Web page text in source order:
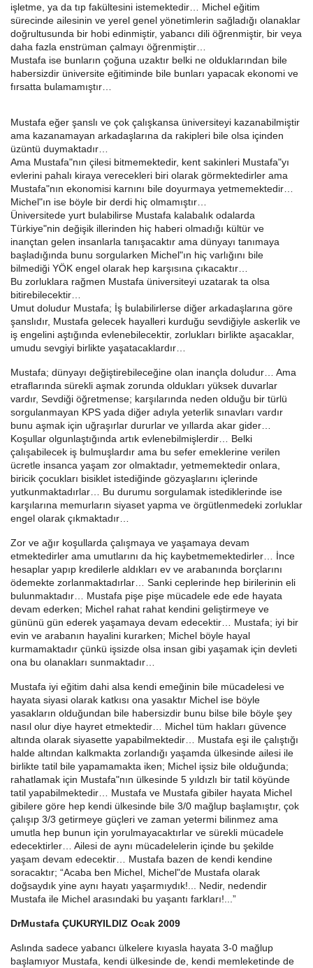
işletme, ya da tıp fakültesini istemektedir… Michel eğitim
sürecinde ailesinin ve yerel genel yönetimlerin sağladığı olanaklar
doğrultusunda bir hobi edinmiştir, yabancı dili öğrenmiştir, bir veya
daha fazla enstrüman çalmayı öğrenmiştir…
Mustafa ise bunların çoğuna uzaktır belki ne olduklarından bile
habersizdir üniversite eğitiminde bile bunları yapacak ekonomi ve
fırsatta bulamamıştır…
Mustafa eğer şanslı ve çok çalışkansa üniversiteyi kazanabilmiştir
ama kazanamayan arkadaşlarına da rakipleri bile olsa içinden
üzüntü duymaktadır…
Ama Mustafa"nın çilesi bitmemektedir, kent sakinleri Mustafa"yı
evlerini pahalı kiraya verecekleri biri olarak görmektedirler ama
Mustafa"nın ekonomisi karnını bile doyurmaya yetmemektedir…
Michel"ın ise böyle bir derdi hiç olmamıştır…
Üniversitede yurt bulabilirse Mustafa kalabalık odalarda
Türkiye"nin değişik illerinden hiç haberi olmadığı kültür ve
inançtan gelen insanlarla tanışacaktır ama dünyayı tanımaya
başladığında bunu sorgularken Michel"ın hiç varlığını bile
bilmediği YÖK engel olarak hep karşısına çıkacaktır…
Bu zorluklara rağmen Mustafa üniversiteyi uzatarak ta olsa
bitirebilecektir…
Umut doludur Mustafa; İş bulabilirlerse diğer arkadaşlarına göre
şanslıdır, Mustafa gelecek hayalleri kurduğu sevdiğiyle askerlik ve
iş engelini aştığında evlenebilecektir, zorlukları birlikte aşacaklar,
umudu sevgiyi birlikte yaşatacaklardır…
Mustafa; dünyayı değiştirebileceğine olan inançla doludur… Ama
etraflarında sürekli aşmak zorunda oldukları yüksek duvarlar
vardır, Sevdiği öğretmense; karşılarında neden olduğu bir türlü
sorgulanmayan KPS yada diğer adıyla yeterlik sınavları vardır
bunu aşmak için uğraşırlar dururlar ve yıllarda akar gider…
Koşullar olgunlaştığında artık evlenebilmişlerdir… Belki
çalışabilecek iş bulmuşlardır ama bu sefer emeklerine verilen
ücretle insanca yaşam zor olmaktadır, yetmemektedir onlara,
biricik çocukları bisiklet istediğinde gözyaşlarını içlerinde
yutkunmaktadırlar… Bu durumu sorgulamak istediklerinde ise
karşılarına memurların siyaset yapma ve örgütlenmedeki zorluklar
engel olarak çıkmaktadır…
Zor ve ağır koşullarda çalışmaya ve yaşamaya devam
etmektedirler ama umutlarını da hiç kaybetmemektedirler… İnce
hesaplar yapıp kredilerle aldıkları ev ve arabanında borçlarını
ödemekte zorlanmaktadırlar… Sanki ceplerinde hep birilerinin eli
bulunmaktadır… Mustafa pişe pişe mücadele ede ede hayata
devam ederken; Michel rahat rahat kendini geliştirmeye ve
gününü gün ederek yaşamaya devam edecektir… Mustafa; iyi bir
evin ve arabanın hayalini kurarken; Michel böyle hayal
kurmamaktadır çünkü işsizde olsa insan gibi yaşamak için devleti
ona bu olanakları sunmaktadır…
Mustafa iyi eğitim dahi alsa kendi emeğinin bile mücadelesi ve
hayata siyasi olarak katkısı ona yasaktır Michel ise böyle
yasakların olduğundan bile habersizdir bunu bilse bile böyle şey
nasıl olur diye hayret etmektedir… Michel tüm hakları güvence
altında olarak siyasette yapabilmektedir… Mustafa eşi ile çalıştığı
halde altından kalkmakta zorlandığı yaşamda ülkesinde ailesi ile
birlikte tatil bile yapamamakta iken; Michel işsiz bile olduğunda;
rahatlamak için Mustafa"nın ülkesinde 5 yıldızlı bir tatil köyünde
tatil yapabilmektedir… Mustafa ve Mustafa gibiler hayata Michel
gibilere göre hep kendi ülkesinde bile 3/0 mağlup başlamıştır, çok
çalışıp 3/3 getirmeye güçleri ve zaman yetermi bilinmez ama
umutla hep bunun için yorulmayacaktırlar ve sürekli mücadele
edecektirler… Ailesi de aynı mücadelelerin içinde bu şekilde
yaşam devam edecektir… Mustafa bazen de kendi kendine
soracaktır; “Acaba ben Michel, Michel"de Mustafa olarak
doğsaydık yine aynı hayatı yaşarmıydık!... Nedir, nedendir
Mustafa ile Michel arasındaki bu yaşantı farkları!...”
DrMustafa ÇUKURYILDIZ Ocak 2009
Aslında sadece yabancı ülkelere kıyasla hayata 3-0 mağlup
başlamıyor Mustafa, kendi ülkesinde de, kendi memleketinde de